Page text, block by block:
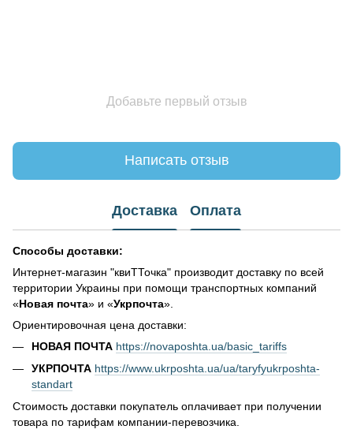
Добавьте первый отзыв
Написать отзыв
Доставка Оплата
Способы доставки:
Интернет-магазин "квиТТочка" производит доставку по всей
территории Украины при помощи транспортных компаний
«Новая почта» и «Укрпочта».
Ориентировочная цена доставки:
НОВАЯ ПОЧТА https://novaposhta.ua/basic_tariffs
УКРПОЧТА https://www.ukrposhta.ua/ua/taryfyukrposhta-
standart
Стоимость доставки покупатель оплачивает при получении
товара по тарифам компании-перевозчика.